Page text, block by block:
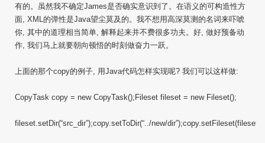
有的。虽然我不确定James是否确实意识到了。在语义的可构造性方
面, XML的弹性是Java望尘莫及的。我不想用高深莫测的名词来吓唬
你, 其中的道理相当简单, 解释起来并不费很多功夫。好, 做好预备动
作, 我们马上就要朝向顿悟的时刻做奋力一跃。
上面的那个copy的例子, 用Java代码怎样实现呢? 我们可以这样做:
CopyTask copy = new CopyTask();Fileset fileset = new Fileset();
fileset.setDir(“src_dir”);copy.setToDir(“../new/dir”);copy.setFileset(fileset);